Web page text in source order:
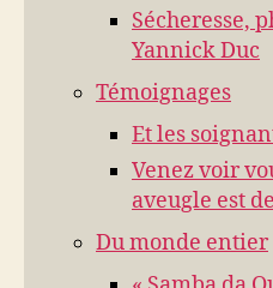
Sécheresse,
Yannick Duc
Témoignages
Et les
Venez voir
aveugle est
Du monde entier